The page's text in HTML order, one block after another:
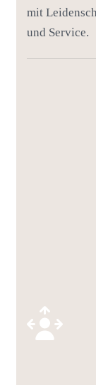
mit
und Service.